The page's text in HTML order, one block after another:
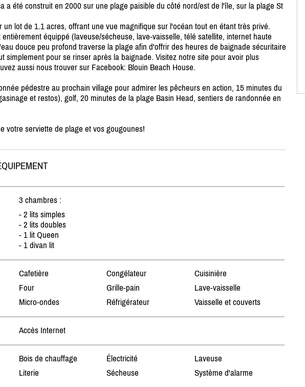
a été construit en 2000 sur une plage paisible du côté nord/est de l'île, sur la plage St
un lot de 1.1 acres, offrant une vue magnifique sur l'océan tout en étant très privé.
équippé (laveuse/sécheuse, lave-vaisselle, télé satellite, internet haute
douce peu profond traverse la plage afin d'offrir des heures de baignade sécuritaire
simplement pour se rinser après la baignade. Visitez notre site pour avoir plus
aussi nous trouver sur Facebook: Blouin Beach House.
pédestre au prochain village pour admirer les pêcheurs en action, 15 minutes du
et restos), golf, 20 minutes de la plage Basin Head, sentiers de randonnée en
votre serviette de plage et vos gougounes!
3 chambres :
- 2 lits simples
- 2 lits doubles
- 1 lit Queen
- 1 divan lit
Cafetière Congélateur
Cuisinière
Four
Grille-pain
Lave-vaisselle
Micro-ondes
Réfrigérateur Vaisselle et couverts
Accès Internet
Bois de chauffage Électricité
Laveuse
Literie
Sécheuse Système d'alarme